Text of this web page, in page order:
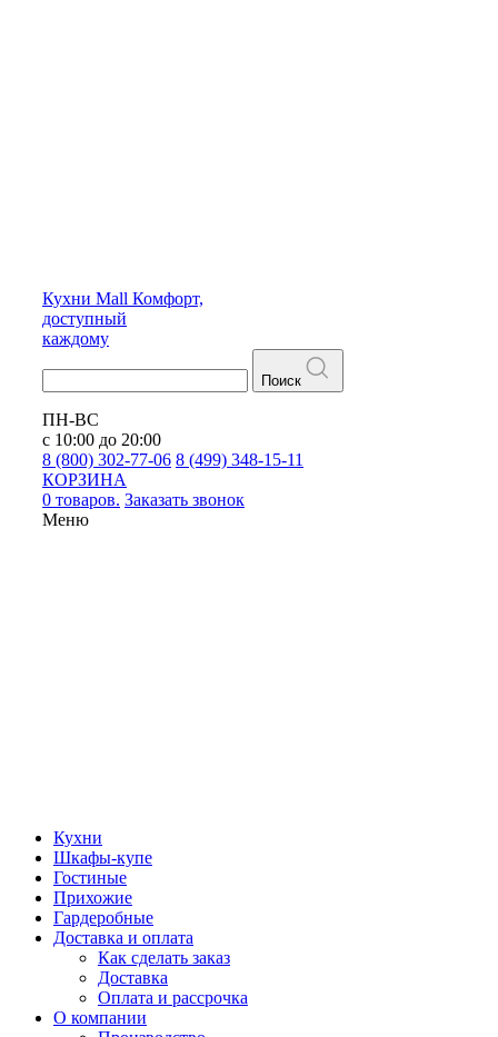
Кухни Mall Комфорт,
доступный
каждому
Поиск
ПН-ВС
с 10:00 до 20:00
8 (800) 302-77-06 8 (499) 348-15-11
КОРЗИНА
0 товаров. Заказать звонок
Меню
Кухни
Шкафы-купе
Гостиные
Прихожие
Гардеробные
Доставка и оплата
Как сделать заказ
Доставка
Оплата и рассрочка
О компании